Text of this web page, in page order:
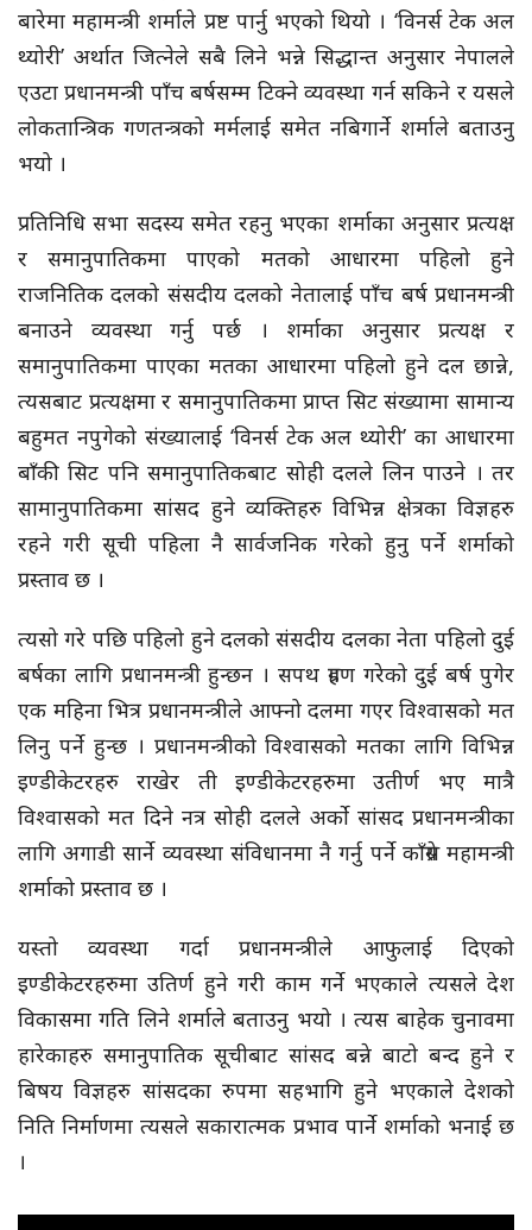
बारेमा महामन्त्री शर्माले प्रष्ट पार्नु भएको थियो । ‘विनर्स टेक अल
थ्योरी’ अर्थात जित्नेले सबै लिने भन्ने सिद्धान्त अनुसार नेपालले
एउटा प्रधानमन्त्री पाँच बर्षसम्म टिक्ने व्यवस्था गर्न सकिने र यसले
लोकतान्त्रिक गणतन्त्रको मर्मलाई समेत नबिगार्ने शर्माले बताउनु
भयो ।
प्रतिनिधि सभा सदस्य समेत रहनु भएका शर्माका अनुसार प्रत्यक्ष
र समानुपातिकमा पाएको मतको आधारमा पहिलो हुने
राजनितिक दलको संसदीय दलको नेतालाई पाँच बर्ष प्रधानमन्त्री
बनाउने व्यवस्था गर्नु पर्छ । शर्माका अनुसार प्रत्यक्ष र
समानुपातिकमा पाएका मतका आधारमा पहिलो हुने दल छान्ने,
त्यसबाट प्रत्यक्षमा र समानुपातिकमा प्राप्त सिट संख्यामा सामान्य
बहुमत नपुगेको संख्यालाई ‘विनर्स टेक अल थ्योरी’ का आधारमा
बाँकी सिट पनि समानुपातिकबाट सोही दलले लिन पाउने । तर
सामानुपातिकमा सांसद हुने व्यक्तिहरु विभिन्न क्षेत्रका विज्ञहरु
रहने गरी सूची पहिला नै सार्वजनिक गरेको हुनु पर्ने शर्माको
प्रस्ताव छ ।
त्यसो गरे पछि पहिलो हुने दलको संसदीय दलका नेता पहिलो दुई
बर्षका लागि प्रधानमन्त्री हुन्छन । सपथ ग्रहण गरेको दुई बर्ष पुगेर
एक महिना भित्र प्रधानमन्त्रीले आफ्नो दलमा गएर विश्वासको मत
लिनु पर्ने हुन्छ । प्रधानमन्त्रीको विश्वासको मतका लागि विभिन्न
इण्डीकेटरहरु राखेर ती इण्डीकेटरहरुमा उतीर्ण भए मात्रै
विश्वासको मत दिने नत्र सोही दलले अर्को सांसद प्रधानमन्त्रीका
लागि अगाडी सार्ने व्यवस्था संविधानमा नै गर्नु पर्ने काँग्रेस महामन्त्री
शर्माको प्रस्ताव छ ।
यस्तो व्यवस्था गर्दा प्रधानमन्त्रीले आफुलाई दिएको
इण्डीकेटरहरुमा उतिर्ण हुने गरी काम गर्ने भएकाले त्यसले देश
विकासमा गति लिने शर्माले बताउनु भयो । त्यस बाहेक चुनावमा
हारेकाहरु समानुपातिक सूचीबाट सांसद बन्ने बाटो बन्द हुने र
बिषय विज्ञहरु सांसदका रुपमा सहभागि हुने भएकाले देशको
निति निर्माणमा त्यसले सकारात्मक प्रभाव पार्ने शर्माको भनाई छ
।